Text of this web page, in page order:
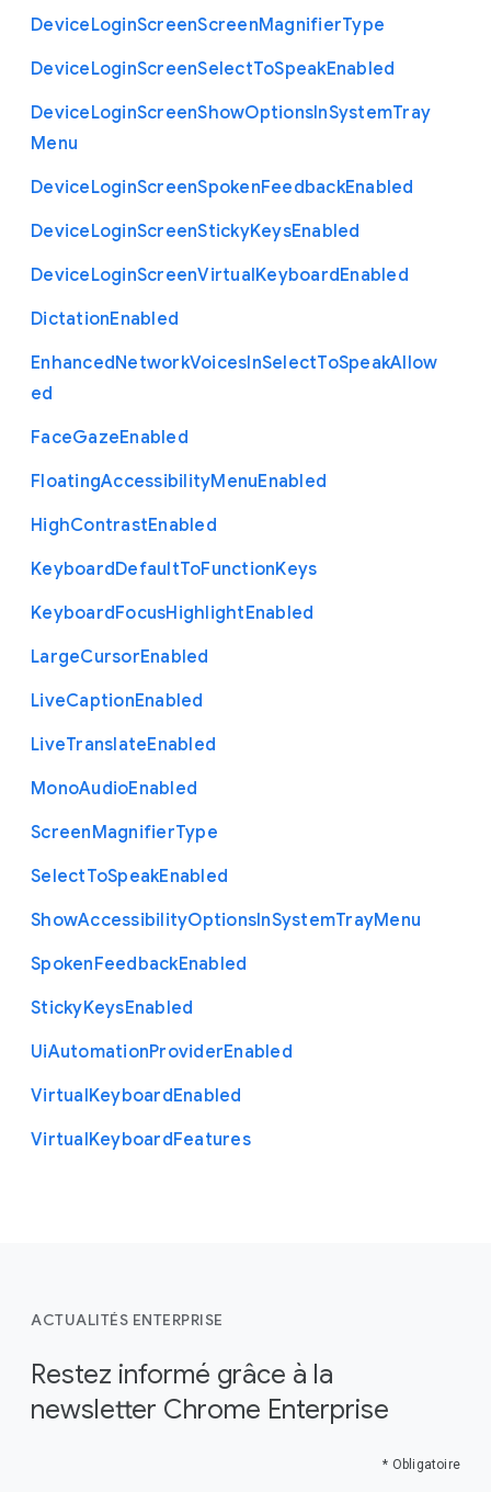
DeviceLoginScreenScreenMagnifierType
DeviceLoginScreenSelectToSpeakEnabled
DeviceLoginScreenShowOptionsInSystemTray
Menu
DeviceLoginScreenSpokenFeedbackEnabled
DeviceLoginScreenStickyKeysEnabled
DeviceLoginScreenVirtualKeyboardEnabled
DictationEnabled
EnhancedNetworkVoicesInSelectToSpeakAllow
ed
FaceGazeEnabled
FloatingAccessibilityMenuEnabled
HighContrastEnabled
KeyboardDefaultToFunctionKeys
KeyboardFocusHighlightEnabled
LargeCursorEnabled
LiveCaptionEnabled
LiveTranslateEnabled
MonoAudioEnabled
ScreenMagnifierType
SelectToSpeakEnabled
ShowAccessibilityOptionsInSystemTrayMenu
SpokenFeedbackEnabled
StickyKeysEnabled
UiAutomationProviderEnabled
VirtualKeyboardEnabled
VirtualKeyboardFeatures
ACTUALITÉS ENTERPRISE
Restez informé grâce à la
newsletter Chrome Enterprise
* Obligatoire